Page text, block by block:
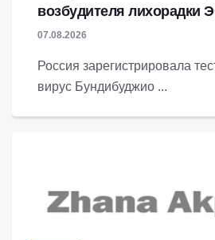
возбудителя лихорадки
07.08.2026
Россия зарегистрировала
вирус Бундибуджио ...